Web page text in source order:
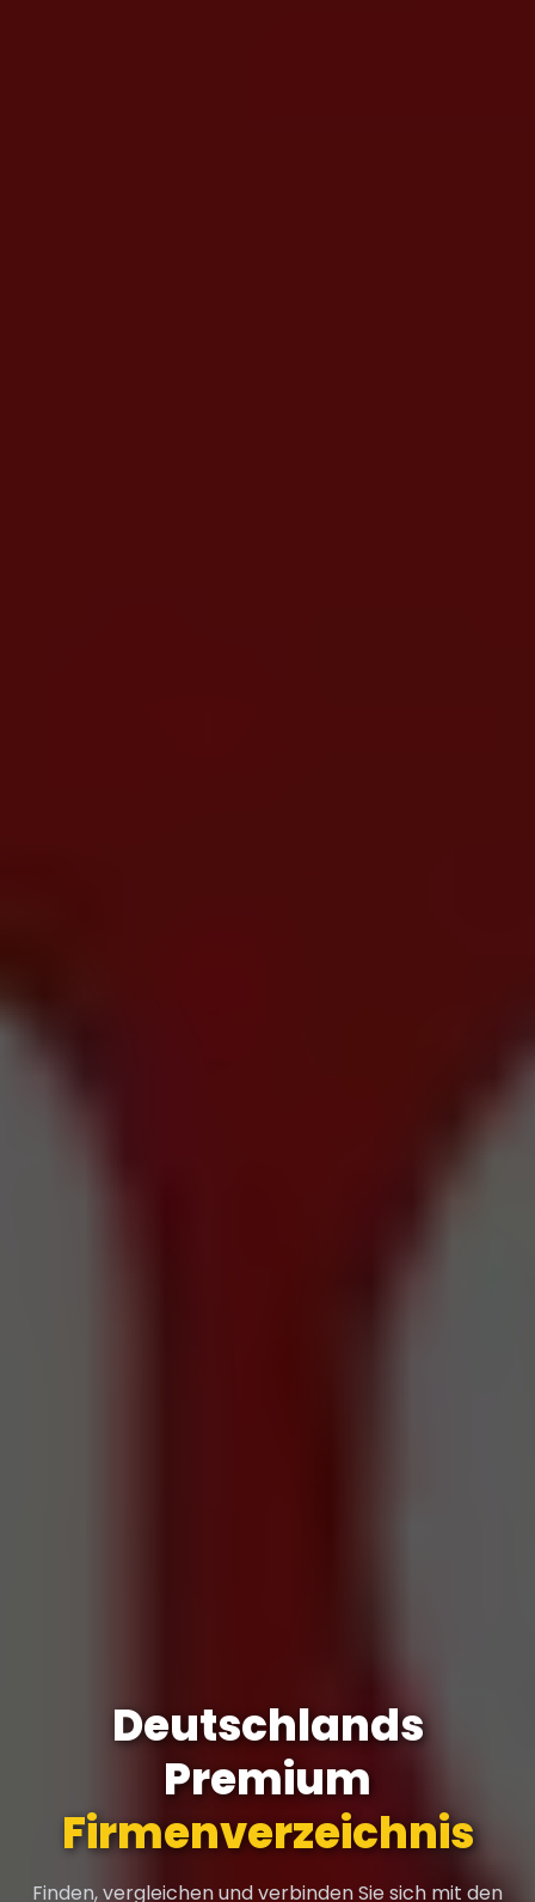
Deutschlands
Premium
Firmenverzeichnis
Finden, vergleichen und verbinden Sie sich mit den